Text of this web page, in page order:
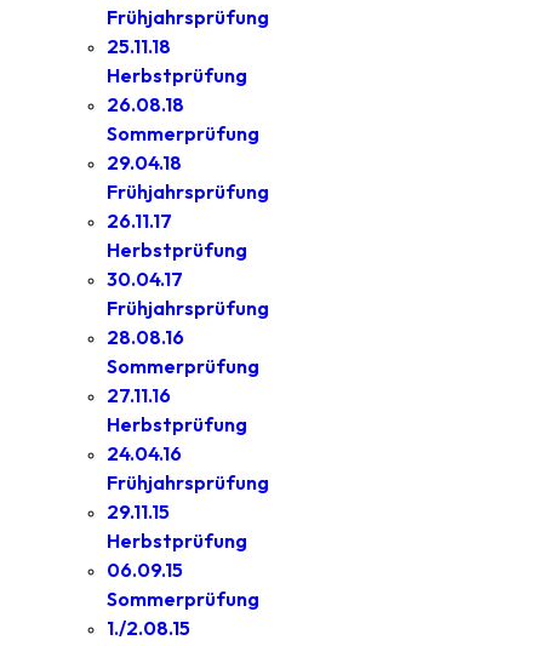
Frühjahrsprüfung
25.11.18
Herbstprüfung
26.08.18
Sommerprüfung
29.04.18
Frühjahrsprüfung
26.11.17
Herbstprüfung
30.04.17
Frühjahrsprüfung
28.08.16
Sommerprüfung
27.11.16
Herbstprüfung
24.04.16
Frühjahrsprüfung
29.11.15
Herbstprüfung
06.09.15
Sommerprüfung
1./2.08.15